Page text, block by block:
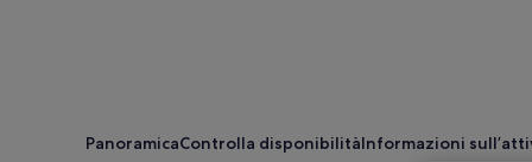
PanoramicaControlla disponibilitàInformazioni